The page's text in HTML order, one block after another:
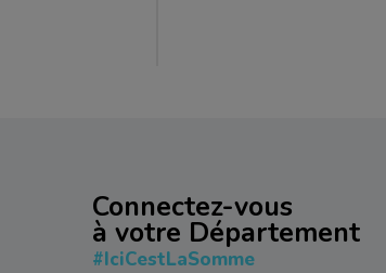
Connectez-vous
à votre Département
#IciCestLaSomme